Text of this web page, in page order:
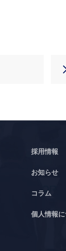
採用情報
お知らせ
コラム
個人情報